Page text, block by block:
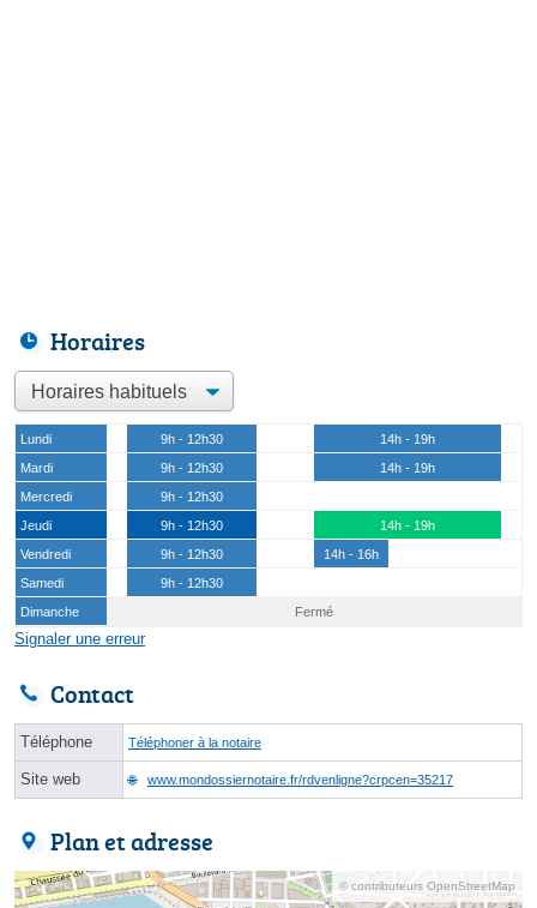
Horaires
Lundi 9h - 12h30
14h - 19h
Mardi
9h - 12h30
14h - 19h
Mercredi
9h - 12h30
Jeudi
9h - 12h30
14h - 19h
Vendredi
9h - 12h30
14h - 16h
Samedi
9h - 12h30
Dimanche
Fermé
Signaler une erreur
Contact
Téléphone Téléphoner à la notaire
Site web www.mondossiernotaire.fr/rdvenligne?crpcen=35217
Plan et adresse
© contributeurs OpenStreetMap